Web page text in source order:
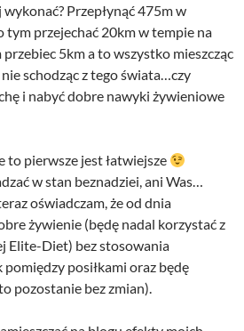
Przepłynąć 475m w
tym przejechać 20km w tempie na
5km a to wszystko mieszcząc
schodząc z tego świata…czy
i nabyć dobre nawyki żywieniowe
to pierwsze jest łatwiejsze
w stan beznadziei, ani Was…
oświadczam, że od dnia
żywienie (będę nadal korzystać z
Elite-Diet) bez stosowania
posiłkami oraz będę
pozostanie bez zmian).